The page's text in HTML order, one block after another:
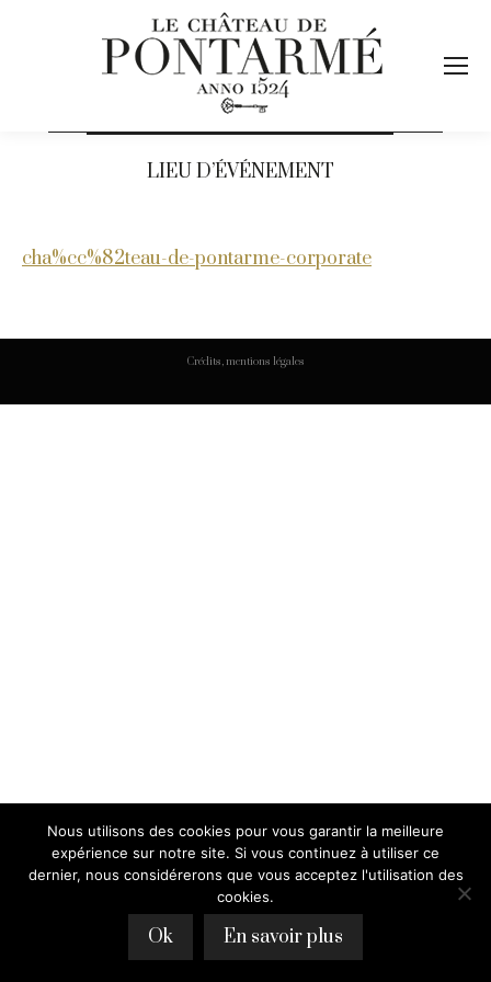
LIEU D’ÉVÉNEMENT
cha%cc%82teau-de-pontarme-corporate
Crédits, mentions légales
Nous utilisons des cookies pour vous garantir la meilleure
expérience sur notre site. Si vous continuez à utiliser ce
dernier, nous considérerons que vous acceptez l'utilisation des
cookies.
Ok En savoir plus